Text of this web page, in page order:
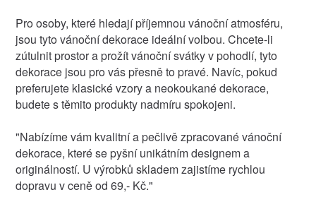
Pro osoby, které hledají příjemnou vánoční atmosféru,
jsou tyto vánoční dekorace ideální volbou. Chcete-li
zútulnit prostor a prožít vánoční svátky v pohodlí, tyto
dekorace jsou pro vás přesně to pravé. Navíc, pokud
preferujete klasické vzory a neokoukané dekorace,
budete s těmito produkty nadmíru spokojeni.
"Nabízíme vám kvalitní a pečlivě zpracované vánoční
dekorace, které se pyšní unikátním designem a
originálností. U výrobků skladem zajistíme rychlou
dopravu v ceně od 69,- Kč."